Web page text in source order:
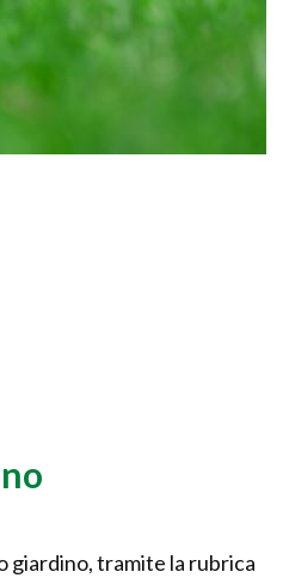
giardino, tramite la rubrica